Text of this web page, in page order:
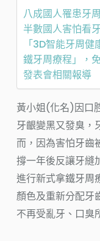
八成國人罹患牙
半數國人害怕看
「3D智能牙周
鐵牙周療程」，
發表會相關報導
黃小姐(化名)因口
牙齦變黑又發臭，
而，因為害怕牙齒
撐一年後反讓牙縫
進行新式拿鐵牙周
顏色及重新分配牙
不再受亂牙、口臭